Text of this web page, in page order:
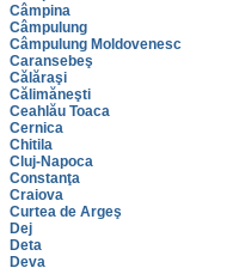
Câmpina
Câmpulung
Câmpulung Moldovenesc
Caransebeş
Călăraşi
Călimăneşti
Ceahlău Toaca
Cernica
Chitila
Cluj-Napoca
Constanţa
Craiova
Curtea de Argeş
Dej
Deta
Deva